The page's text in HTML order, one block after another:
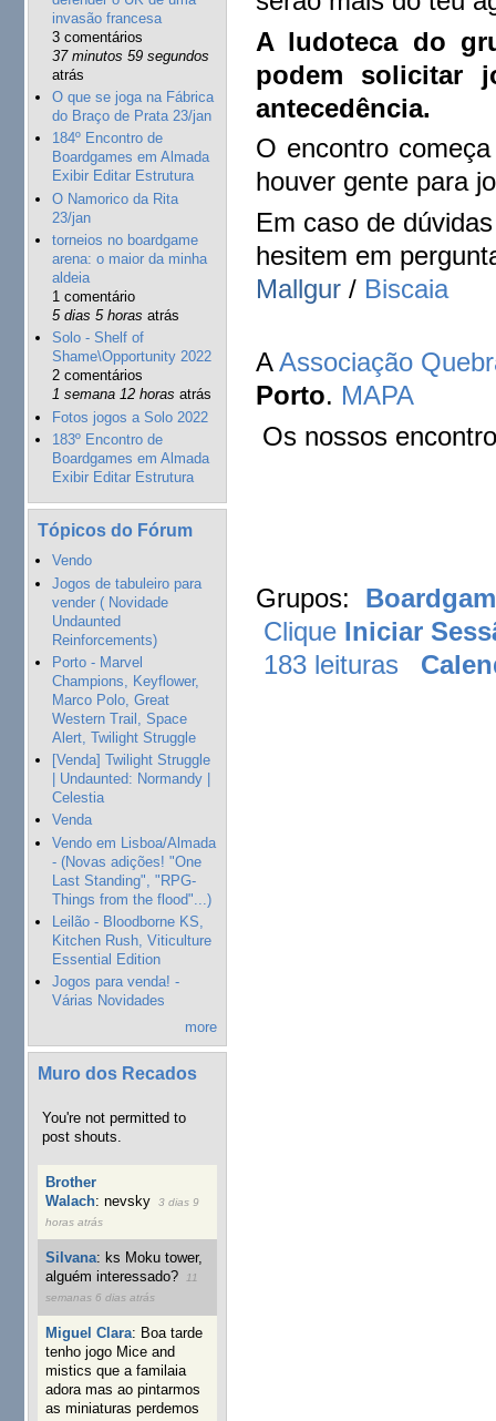
invasão francesa
3 comentários
37 minutos 59 segundos
atrás
O que se joga na Fábrica
do Braço de Prata 23/jan
184º Encontro de
Boardgames em Almada
Exibir Editar Estrutura
O Namorico da Rita
23/jan
torneios no boardgame
arena: o maior da minha
aldeia
1 comentário
5 dias 5 horas atrás
Solo - Shelf of
Shame\Opportunity 2022
2 comentários
1 semana 12 horas atrás
Fotos jogos a Solo 2022
183º Encontro de
Boardgames em Almada
Exibir Editar Estrutura
Tópicos do Fórum
Vendo
Jogos de tabuleiro para
vender ( Novidade
Undaunted
Reinforcements)
Porto - Marvel
Champions, Keyflower,
Marco Polo, Great
Western Trail, Space
Alert, Twilight Struggle
[Venda] Twilight Struggle
| Undaunted: Normandy |
Celestia
Venda
Vendo em Lisboa/Almada
- (Novas adições! "One
Last Standing", "RPG-
Things from the flood"...)
Leilão - Bloodborne KS,
Kitchen Rush, Viticulture
Essential Edition
Jogos para venda! -
Várias Novidades
more
Muro dos Recados
You're not permitted to
post shouts.
Brother
Walach:nevsky
3 dias 9
horas atrás
Silvana: ks Moku tower,
alguém interessado?
11
semanas 6 dias atrás
Miguel Clara: Boa tarde
tenho jogo Mice and
mistics que a familaia
adora mas ao pintarmos
as miniaturas perdemos
A ludoteca do
podem solicitar
antecedência.
O encontro
houver gente para
Em caso de
hesitem em
Mallgur / Biscaia
AAssociação
Porto. MAPA
Os nossos
Grupos:
Clique Iniciar
183 leituras